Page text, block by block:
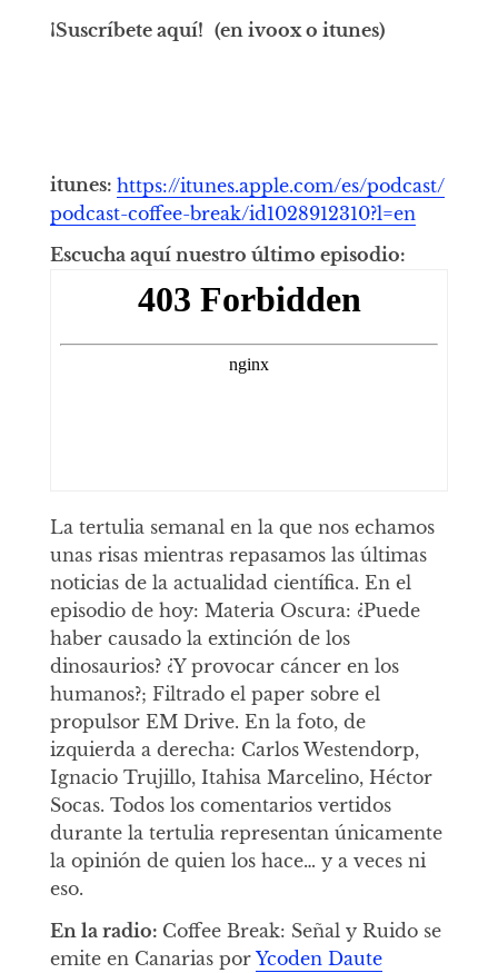
¡Suscríbete aquí! (en ivoox o itunes)
itunes: https://itunes.apple.com/es/podcast/
podcast-coffee-break/id1028912310?l=en
Escucha aquí nuestro último episodio:
La tertulia semanal en la que nos echamos
unas risas mientras repasamos las últimas
noticias de la actualidad científica. En el
episodio de hoy: Materia Oscura: ¿Puede
haber causado la extinción de los
dinosaurios? ¿Y provocar cáncer en los
humanos?; Filtrado el paper sobre el
propulsor EM Drive. En la foto, de
izquierda a derecha: Carlos Westendorp,
Ignacio Trujillo, Itahisa Marcelino, Héctor
Socas. Todos los comentarios vertidos
durante la tertulia representan únicamente
la opinión de quien los hace… y a veces ni
eso.
En la radio: Coffee Break: Señal y Ruido se
emite en Canarias por Ycoden Daute